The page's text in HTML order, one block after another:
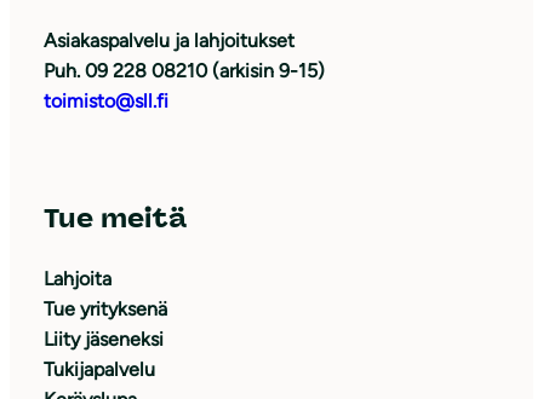
Asiakaspalvelu ja lahjoitukset
Puh. 09 228 08210 (arkisin 9-15)
toimisto@sll.fi
Tue meitä
Lahjoita
Tue yrityksenä
Liity jäseneksi
Tukijapalvelu